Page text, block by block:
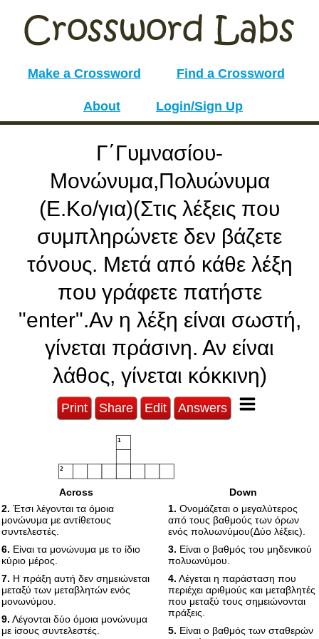
Make a Crossword Find a Crossword
About Login/Sign Up
Γ΄Γυμνασίου-
Μονώνυμα,Πολυώνυμα
(Ε.Κο/για)(Στις λέξεις που
συμπληρώνετε δεν βάζετε
τόνους. Μετά από κάθε λέξη
που γράφετε πατήστε
"enter".Αν η λέξη είναι σωστή,
γίνεται πράσινη. Αν είναι
λάθος, γίνεται κόκκινη)
Print Share Edit Answers
1
2
4
11
Across
2. Έτσι λέγονται τα όμοια
μονώνυμα με αντίθετους
συντελεστές.
6. Είναι τα μονώνυμα με το ίδιο
κύριο μέρος.
7. Η πράξη αυτή δεν σημειώνεται
μεταξύ των μεταβλητών ενός
μονωνύμου.
9. Λέγονται δύο όμοια μονώνυμα
με ίσους συντελεστές.
Down
1. Ονομάζεται ο μεγαλύτερος
από τους βαθμούς των όρων
ενός πολυωνύμου(Δύο λέξεις).
3. Είναι ο βαθμός του μηδενικού
πολυωνύμου.
4. Λέγεται η παράσταση που
περιέχει αριθμούς και μεταβλητές
που μεταξύ τους σημειώνονται
πράξεις.
5. Είναι ο βαθμός των σταθερών